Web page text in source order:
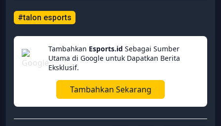
#talon esports
Tambahkan Esports.id Sebagai Sumber
Utama di Google untuk Dapatkan Berita
Eksklusif.
Tambahkan Sekarang